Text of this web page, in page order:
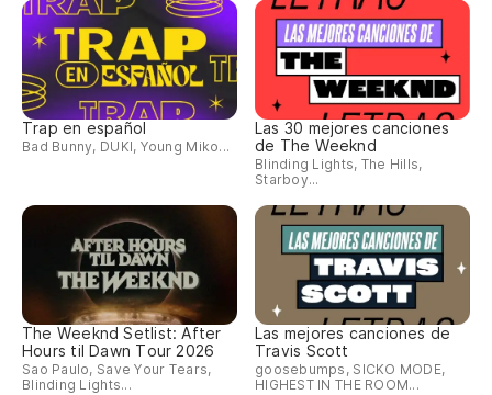
Trap en español
Bad Bunny, DUKI, Young Miko...
Las 30 mejores canciones
de The Weeknd
Blinding Lights, The Hills,
Starboy...
The Weeknd Setlist: After
Hours til Dawn Tour 2026
Sao Paulo, Save Your Tears,
Blinding Lights...
Las mejores canciones de
Travis Scott
goosebumps, SICKO MODE,
HIGHEST IN THE ROOM...